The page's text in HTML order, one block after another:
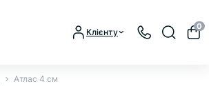
Клієнту
0
Атлас 4 см